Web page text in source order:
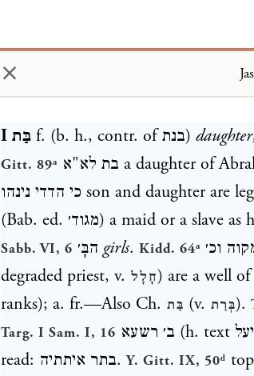
×
בַּת I f. (b. h., contr. ofבנת)
Gitt. 89ᵃ בת לא"א a daughter of
כי הדדי נינהו son and daughter are
(Bab. ed. מגוד׳) a maid or a slave as
Sabb. VI, 6 girls. Kidd. 64ᵃ
degraded priest, v. חָלָל) are a well
ranks); a. fr.—Also Ch. בַּת (v. בְּרַת).
Targ. I Sam. I, 16 ב׳ רשעא (h. text
read: בתר איתתיה.Y. Gitt. IX, 50ᵈ top